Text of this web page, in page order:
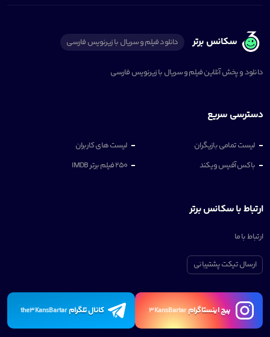
سکانس برتر دانلود فیلم و سریال با زیرنویس فارسی
دانلود و پخش آنلاین فیلم و سریال با زیرنویس فارسی
دسترسی سریع
لیست تمامی بازیگران
لیست های کاربران
باکس آفیس ویکند
250 فیلم برتر IMDB
ارتباط با سکانس برتر
ارتباط با ما
ارسال تیکت پشتیبانی
پیچ اینستاگرام3KansBartar کانال تلگرامthe3KansBartar